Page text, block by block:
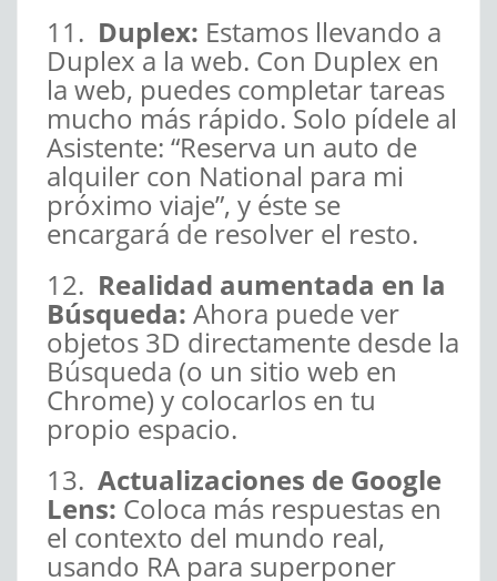
11. Duplex: Estamos llevando a
Duplex a la web. Con Duplex en
la web, puedes completar tareas
mucho más rápido. Solo pídele al
Asistente: “Reserva un auto de
alquiler con National para mi
próximo viaje”, y éste se
encargará de resolver el resto.
12. Realidad aumentada en la
Búsqueda: Ahora puede ver
objetos 3D directamente desde la
Búsqueda (o un sitio web en
Chrome) y colocarlos en tu
propio espacio.
13. Actualizaciones de Google
Lens: Coloca más respuestas en
el contexto del mundo real,
usando RA para superponer